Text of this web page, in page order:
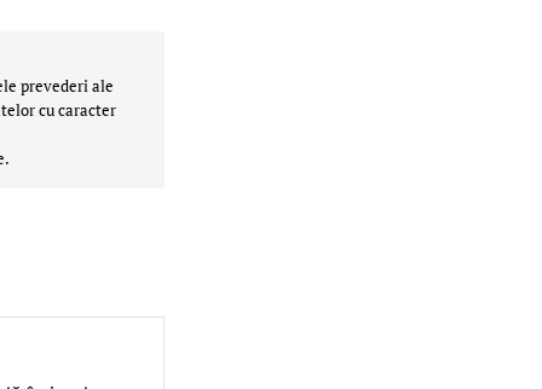
prevederi ale
cu caracter